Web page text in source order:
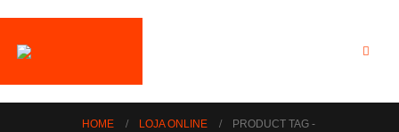
HOME LOJA ONLINE
PRODUCT TAG -